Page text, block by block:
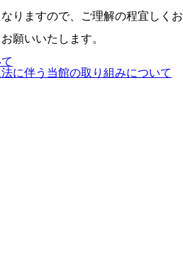
りますので、ご理解の程宜しくお
願いいたします。
に伴う当館の取り組みについて